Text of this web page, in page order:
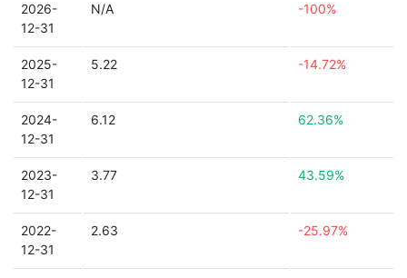
2026-
12-31
N/A -100%
2025-
12-31
5.22 -14.72%
2024-
12-31
6.12 62.36%
2023-
12-31
3.77 43.59%
2022-
12-31
2.63 -25.97%